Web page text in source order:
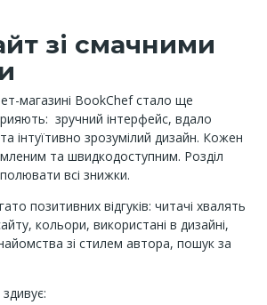
зі смачними
магазині BookChef стало ще
зручний інтерфейс, вдало
інтуїтивно зрозумілий дизайн. Кожен
та швидкодоступним. Розділ
всі знижки.
позитивних відгуків: читачі хвалять
кольори, використані в дизайні,
зі стилем автора, пошук за